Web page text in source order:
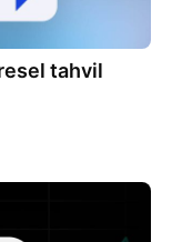
tahvil